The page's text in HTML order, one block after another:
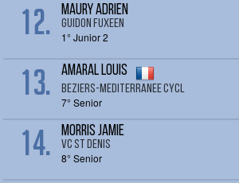
12. MAURY Adrien
GUIDON FUXEEN
1° Junior 2
13. AMARAL Louis
BEZIERS-MEDITERRANEE CYCL
7° Senior
14. MORRIS JAMIE
VC ST DENIS
8° Senior